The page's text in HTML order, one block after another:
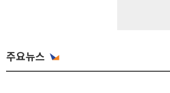
주요뉴스